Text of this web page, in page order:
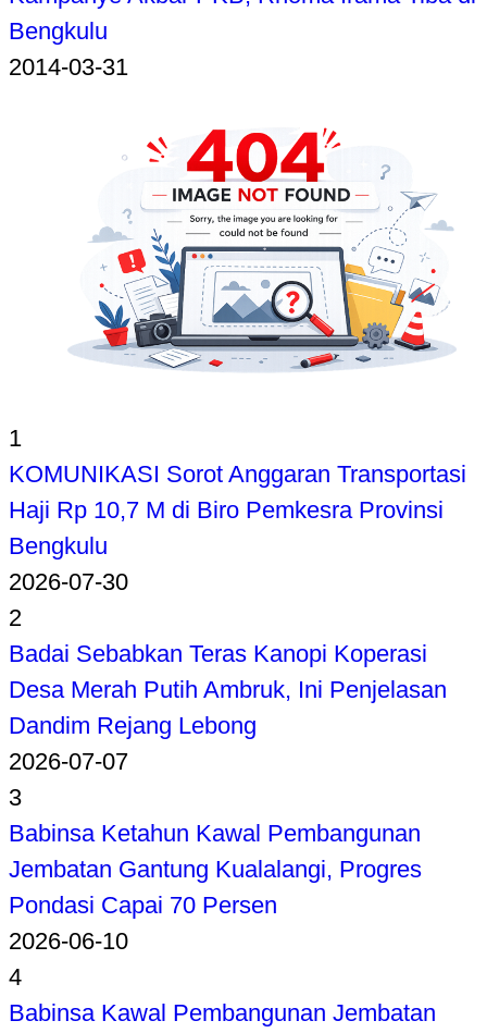
Bengkulu
2014-03-31
1
KOMUNIKASI Sorot Anggaran Transportasi
Haji Rp 10,7 M di Biro Pemkesra Provinsi
Bengkulu
2026-07-30
2
Badai Sebabkan Teras Kanopi Koperasi
Desa Merah Putih Ambruk, Ini Penjelasan
Dandim Rejang Lebong
2026-07-07
3
Babinsa Ketahun Kawal Pembangunan
Jembatan Gantung Kualalangi, Progres
Pondasi Capai 70 Persen
2026-06-10
4
Babinsa Kawal Pembangunan Jembatan